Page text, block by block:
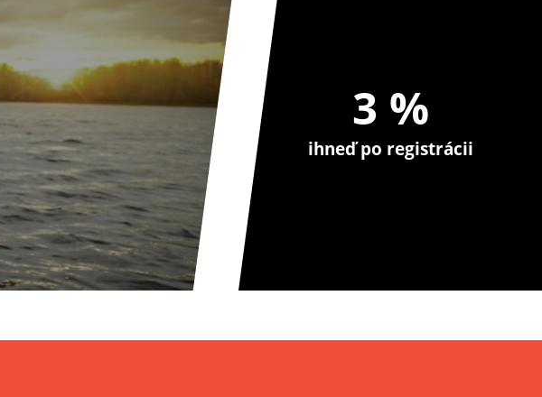
3 %
ihneď po registrácii